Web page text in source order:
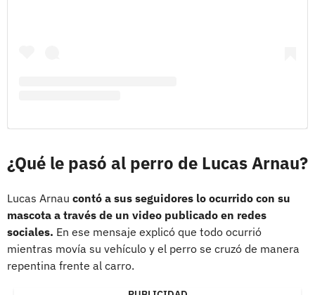
¿Qué le pasó al perro de Lucas Arnau?
Lucas Arnau contó a sus seguidores lo ocurrido con su
mascota a través de un video publicado en redes
sociales. En ese mensaje explicó que todo ocurrió
mientras movía su vehículo y el perro se cruzó de manera
repentina frente al carro.